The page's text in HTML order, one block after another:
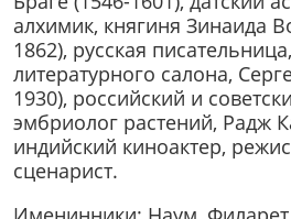
алхимик, княгиня Зинаида
1862), русская
литературного салона,
1930), российский и
эмбриолог растений, Радж
индийский киноактер,
сценарист.